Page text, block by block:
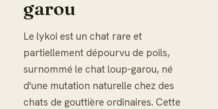
garou
Le lykoi est un chat rare et
partiellement dépourvu de poils,
surnommé le chat loup-garou, né
d'une mutation naturelle chez des
chats de gouttière ordinaires. Cette